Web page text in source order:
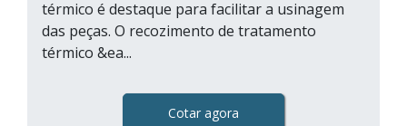
térmico é destaque para facilitar a usinagem
das peças. O recozimento de tratamento
térmico &ea...
Cotar agora